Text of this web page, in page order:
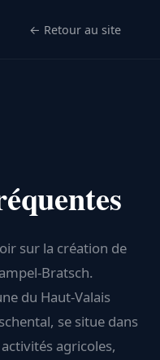
← Retour au site
sur la création de
Bratsch.
du Haut-Valais
se situe dans
agricoles,